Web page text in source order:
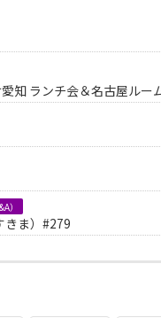
知 ランチ会＆名古屋ルー
）
きま）#279